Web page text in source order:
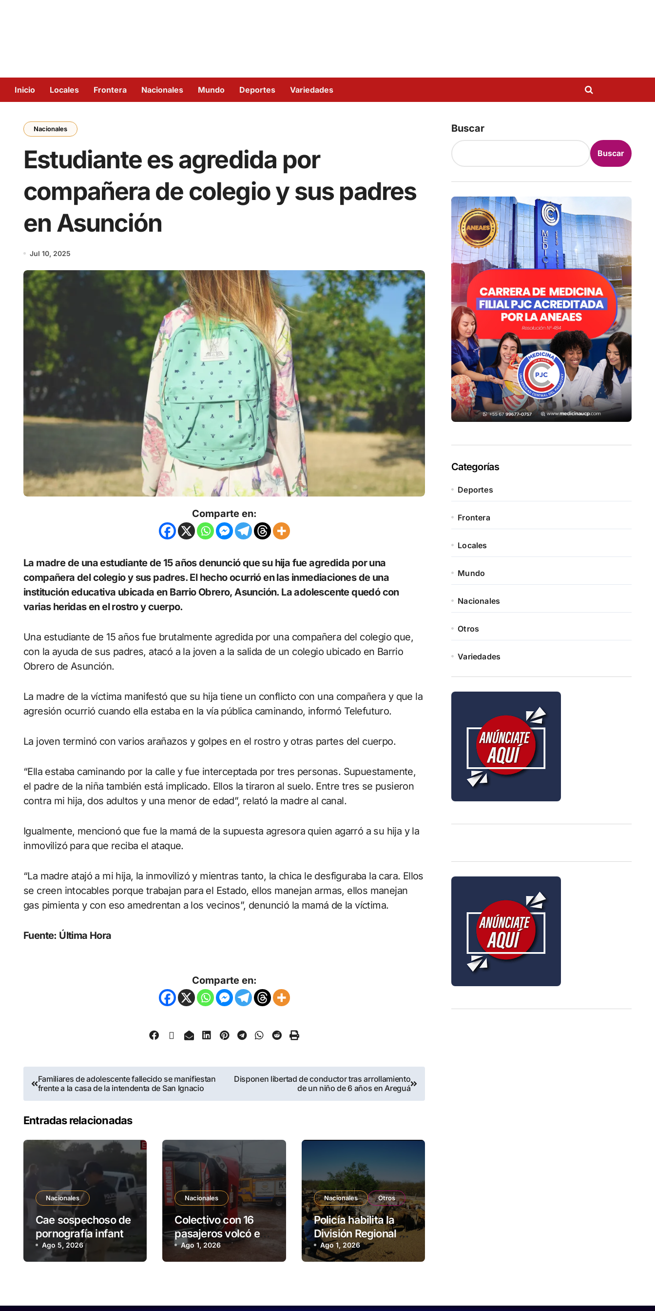
Inicio Locales Frontera Nacionales Mundo Deportes Variedades
Nacionales
Estudiante es agredida por
compañera de colegio y sus padres
en Asunción
Jul 10, 2025
Comparte en:
La madre de una estudiante de 15 años denunció que su hija fue agredida por una
compañera del colegio y sus padres. El hecho ocurrió en las inmediaciones de una
institución educativa ubicada en Barrio Obrero, Asunción. La adolescente quedó con
varias heridas en el rostro y cuerpo.
Una estudiante de 15 años fue brutalmente agredida por una compañera del colegio que,
con la ayuda de sus padres, atacó a la joven a la salida de un colegio ubicado en Barrio
Obrero de Asunción.
La madre de la víctima manifestó que su hija tiene un conflicto con una compañera y que la
agresión ocurrió cuando ella estaba en la vía pública caminando, informó Telefuturo.
La joven terminó con varios arañazos y golpes en el rostro y otras partes del cuerpo.
“Ella estaba caminando por la calle y fue interceptada por tres personas. Supuestamente,
el padre de la niña también está implicado. Ellos la tiraron al suelo. Entre tres se pusieron
contra mi hija, dos adultos y una menor de edad”, relató la madre al canal.
Igualmente, mencionó que fue la mamá de la supuesta agresora quien agarró a su hija y la
inmovilizó para que reciba el ataque.
“La madre atajó a mi hija, la inmovilizó y mientras tanto, la chica le desfiguraba la cara. Ellos
se creen intocables porque trabajan para el Estado, ellos manejan armas, ellos manejan
gas pimienta y con eso amedrentan a los vecinos”, denunció la mamá de la víctima.
Fuente: Última Hora
Comparte en:
Familiares de adolescente fallecido se manifiestan
frente a la casa de la intendenta de San Ignacio
Disponen libertad de conductor tras arrollamiento
de un niño de 6 años en Areguá
Entradas relacionadas
Nacionales
Cae sospechoso de
pornografía infantil
y tenencia de
estupefacientes en
Ago 5, 2026
Nacionales
Colectivo con 16
pasajeros volcó en
la ciudad de J.
Augusto saldivar
Ago 1, 2026
Nacionales Otros
Policía habilita la
División Regional de
Lucha contra el
Abigeato en
Ago 1, 2026
Buscar
Buscar
Categorías
Deportes
Frontera
Locales
Mundo
Nacionales
Otros
Variedades